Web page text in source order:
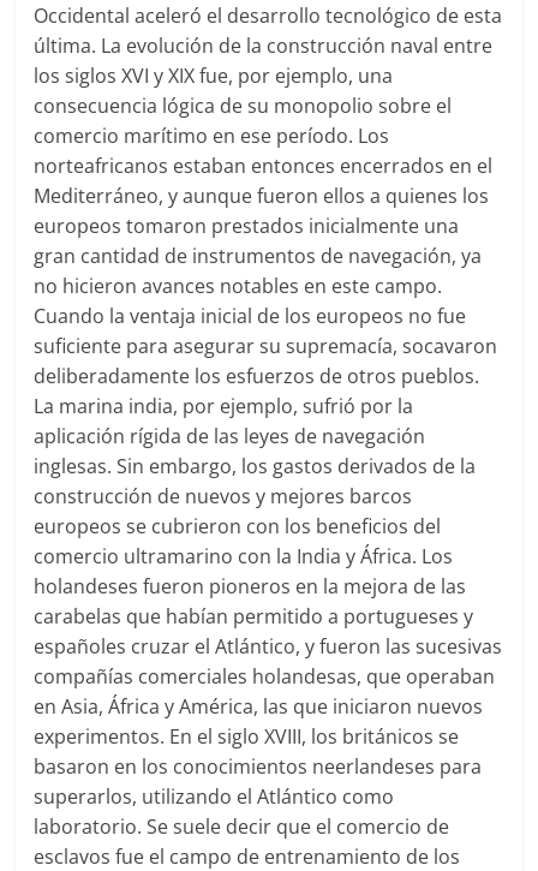
Occidental aceleró el desarrollo tecnológico de esta
última. La evolución de la construcción naval entre
los siglos XVI y XIX fue, por ejemplo, una
consecuencia lógica de su monopolio sobre el
comercio marítimo en ese período. Los
norteafricanos estaban entonces encerrados en el
Mediterráneo, y aunque fueron ellos a quienes los
europeos tomaron prestados inicialmente una
gran cantidad de instrumentos de navegación, ya
no hicieron avances notables en este campo.
Cuando la ventaja inicial de los europeos no fue
suficiente para asegurar su supremacía, socavaron
deliberadamente los esfuerzos de otros pueblos.
La marina india, por ejemplo, sufrió por la
aplicación rígida de las leyes de navegación
inglesas. Sin embargo, los gastos derivados de la
construcción de nuevos y mejores barcos
europeos se cubrieron con los beneficios del
comercio ultramarino con la India y África. Los
holandeses fueron pioneros en la mejora de las
carabelas que habían permitido a portugueses y
españoles cruzar el Atlántico, y fueron las sucesivas
compañías comerciales holandesas, que operaban
en Asia, África y América, las que iniciaron nuevos
experimentos. En el siglo XVIII, los británicos se
basaron en los conocimientos neerlandeses para
superarlos, utilizando el Atlántico como
laboratorio. Se suele decir que el comercio de
esclavos fue el campo de entrenamiento de los